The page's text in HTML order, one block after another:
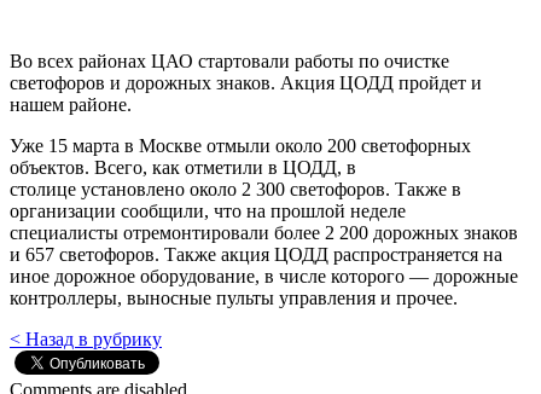
Во всех районах ЦАО стартовали работы по очистке
светофоров и дорожных знаков. Акция ЦОДД пройдет и
нашем районе.
Уже 15 марта в Москве отмыли около 200 светофорных
объектов. Всего, как отметили в ЦОДД, в
столице установлено около 2 300 светофоров. Также в
организации сообщили, что на прошлой неделе
специалисты отремонтировали более 2 200 дорожных знаков
и 657 светофоров. Также акция ЦОДД распространяется на
иное дорожное оборудование, в числе которого — дорожные
контроллеры, выносные пульты управления и прочее.
< Назад в рубрику
Comments are disabled